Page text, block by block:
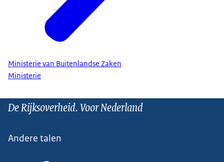
Ministerie van Buitenlandse Zaken
Ministerie
De Rijksoverheid. Voor Nederland
Andere talen